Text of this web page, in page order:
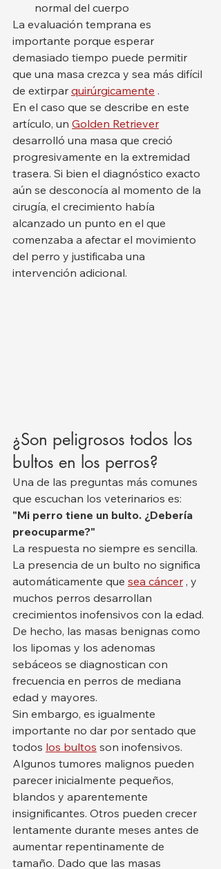
normal del cuerpo
La evaluación temprana es
importante porque esperar
demasiado tiempo puede permitir
que una masa crezca y sea más difícil
de extirpar quirúrgicamente .
En el caso que se describe en este
artículo, un Golden Retriever
desarrolló una masa que creció
progresivamente en la extremidad
trasera. Si bien el diagnóstico exacto
aún se desconocía al momento de la
cirugía, el crecimiento había
alcanzado un punto en el que
comenzaba a afectar el movimiento
del perro y justificaba una
intervención adicional.
¿Son peligrosos todos los
bultos en los perros?
Una de las preguntas más comunes
que escuchan los veterinarios es:
"Mi perro tiene un bulto. ¿Debería
preocuparme?"
La respuesta no siempre es sencilla.
La presencia de un bulto no significa
automáticamente que sea cáncer , y
muchos perros desarrollan
crecimientos inofensivos con la edad.
De hecho, las masas benignas como
los lipomas y los adenomas
sebáceos se diagnostican con
frecuencia en perros de mediana
edad y mayores.
Sin embargo, es igualmente
importante no dar por sentado que
todos los bultos son inofensivos.
Algunos tumores malignos pueden
parecer inicialmente pequeños,
blandos y aparentemente
insignificantes. Otros pueden crecer
lentamente durante meses antes de
aumentar repentinamente de
tamaño. Dado que las masas